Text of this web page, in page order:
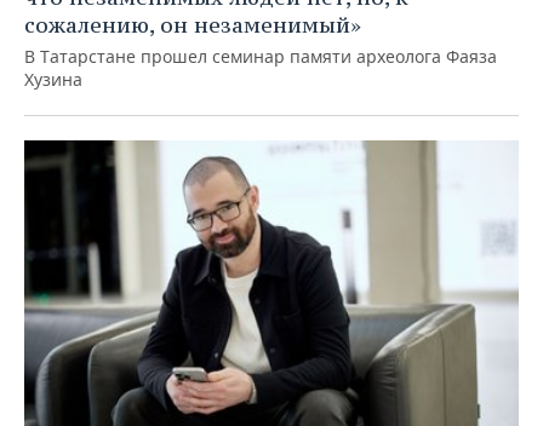
сожалению, он незаменимый»
В Татарстане прошел семинар памяти археолога Фаяза
Хузина